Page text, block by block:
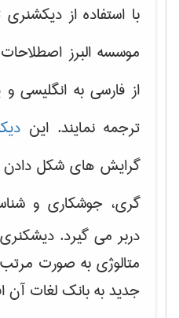
با استفاده از
موسسه البرز
از فارسی به انگلیسی و
ترجمه نمایند. این
گرایش های شکل دادن
گری، جوشکاری و
دربر می گیرد.
متالوژی به صورت
جدید به بانک لغات آن